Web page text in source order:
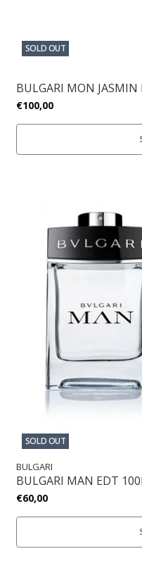
SOLD OUT
BULGARI MON
€100,00
SOLD OUT
BULGARI
BULGARI MAN EDT
€60,00